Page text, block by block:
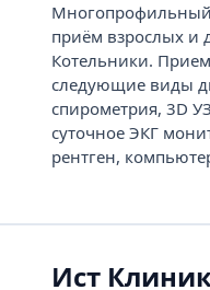
Многопрофильный
приём взрослых и
Котельники.
следующие виды
спирометрия, 3D
суточное ЭКГ
рентген,
Ист